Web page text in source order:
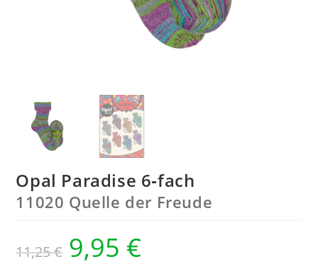
Opal Paradise 6‑fach
11020 Quelle der Freude
11,25€ 9,95 €